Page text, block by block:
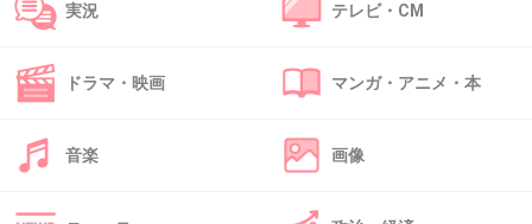
40. 匿名 2026/06/03(水) 09:52:25
コンビニ程度に感情的になる人って、コンビニバイトと付
実況 テレビ・CM
ドラマ・映画 マンガ・アニメ・本
音楽 画像